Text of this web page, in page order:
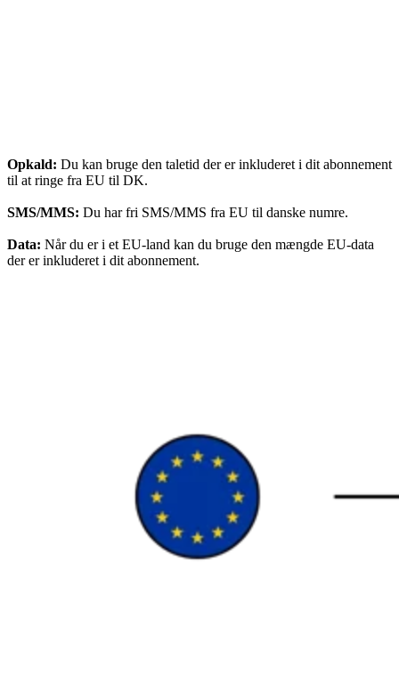
Opkald: Du kan bruge den taletid der er inkluderet i dit abonnement
til at ringe fra EU til DK.
SMS/MMS: Du har fri SMS/MMS fra EU til danske numre.
Data: Når du er i et EU-land kan du bruge den mængde EU-data
der er inkluderet i dit abonnement.